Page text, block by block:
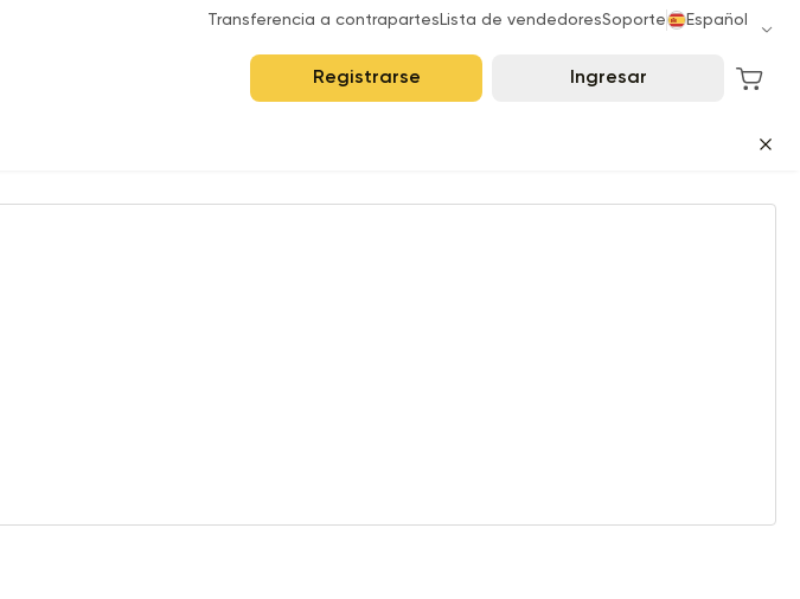
Transferencia a contrapartes Lista de vendedoresSoporte Español
Registrarse Ingresar